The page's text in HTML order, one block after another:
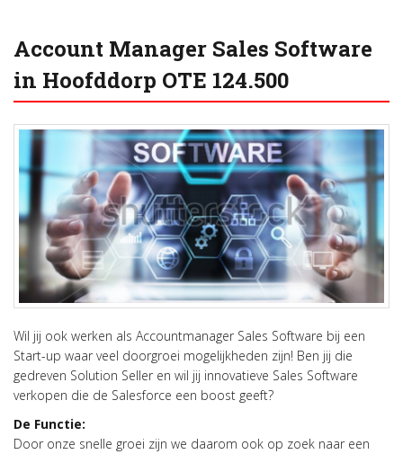
Account Manager Sales Software
in Hoofddorp OTE 124.500
Wil jij ook werken als Accountmanager Sales Software bij een
Start-up waar veel doorgroei mogelijkheden zijn! Ben jij die
gedreven Solution Seller en wil jij innovatieve Sales Software
verkopen die de Salesforce een boost geeft?
De Functie:
Door onze snelle groei zijn we daarom ook op zoek naar een